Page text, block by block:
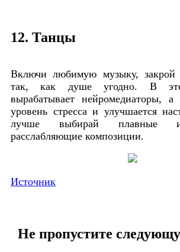
12. Танцы
Включи любимую музыку, закрой
так, как душе угодно. В
вырабатывает нейромедиаторы,
уровень стресса и улучшается
лучше выбирай плавные
расслабляющие композиции.
Источник
Не пропустите